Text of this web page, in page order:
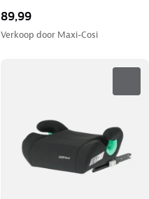
89,99
Verkoop door Maxi-Cosi